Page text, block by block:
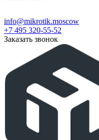
info@mikrotik.moscow
+7 495 320-55-52
Заказать звонок